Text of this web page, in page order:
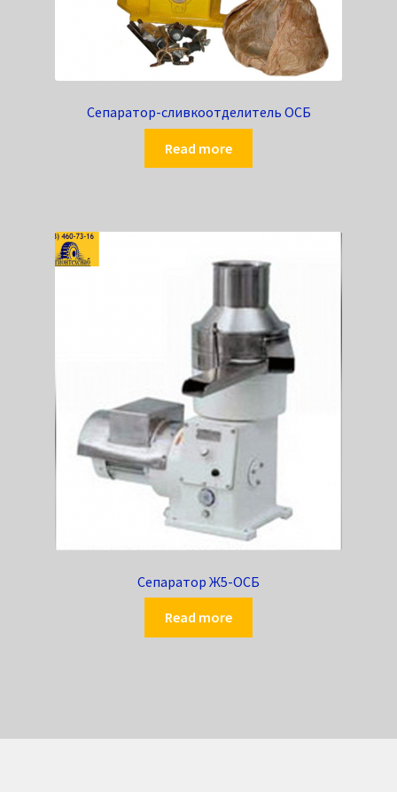
Сепаратор-сливкоотделитель ОСБ
Read more
Сепаратор Ж5-ОСБ
Read more